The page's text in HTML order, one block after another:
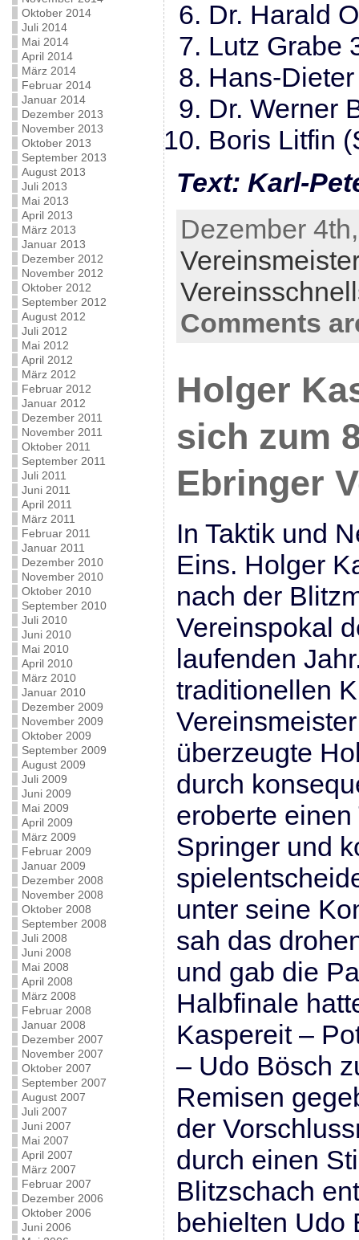
Oktober 2014
Juli 2014
Mai 2014
April 2014
März 2014
Februar 2014
Januar 2014
Dezember 2013
November 2013
Oktober 2013
September 2013
August 2013
Juli 2013
Mai 2013
April 2013
März 2013
Januar 2013
Dezember 2012
November 2012
Oktober 2012
September 2012
August 2012
Juli 2012
Mai 2012
April 2012
März 2012
Februar 2012
Januar 2012
Dezember 2011
November 2011
Oktober 2011
September 2011
Juli 2011
Juni 2011
April 2011
März 2011
Februar 2011
Januar 2011
Dezember 2010
November 2010
Oktober 2010
September 2010
Juli 2010
Juni 2010
Mai 2010
April 2010
März 2010
Januar 2010
Dezember 2009
November 2009
Oktober 2009
September 2009
August 2009
Juli 2009
Juni 2009
Mai 2009
April 2009
März 2009
Februar 2009
Januar 2009
Dezember 2008
November 2008
Oktober 2008
September 2008
Juli 2008
Juni 2008
Mai 2008
April 2008
März 2008
Februar 2008
Januar 2008
Dezember 2007
November 2007
Oktober 2007
September 2007
August 2007
Juli 2007
Juni 2007
Mai 2007
April 2007
März 2007
Februar 2007
Dezember 2006
Oktober 2006
Juni 2006
Dr. Harald
Lutz Grabe
Hans-
Dr. Werner
Boris Litfin
Text: Karl-
Dezember
Comments
Holger
sich zum
Ebringer
In Taktik und
Eins. Holger
nach der
Vereinspokal
laufenden
traditionellen
überzeugte
durch
eroberte
Springer und
unter seine
sah das
und gab die
Halbfinale
Kaspereit –
– Udo Bösch
Remisen
der
durch einen
Blitzschach
behielten Udo